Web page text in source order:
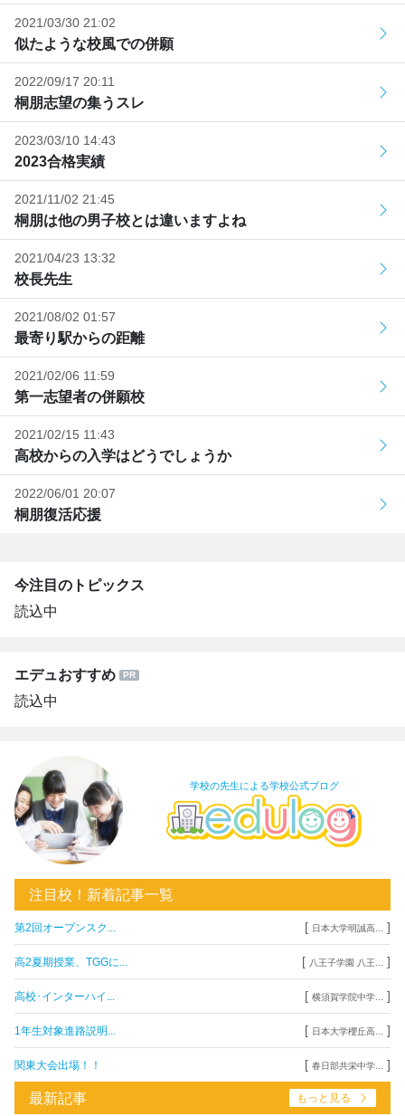
2021/03/30 21:02
似たような校風での併願
2022/09/17 20:11
桐朋志望の集うスレ
2023/03/10 14:43
2023合格実績
2021/11/02 21:45
桐朋は他の男子校とは違いますよね
2021/04/23 13:32
校長先生
2021/08/02 01:57
最寄り駅からの距離
2021/02/06 11:59
第一志望者の併願校
2021/02/15 11:43
高校からの入学はどうでしょうか
2022/06/01 20:07
桐朋復活応援
今注目のトピックス
読込中
エデュおすすめ
読込中
学校の先生による学校公式ブログ
注目校！新着記事一覧
第2回オープンスク... [ 日本大学明誠高... ]
高2夏期授業、TGGに... [ 八王子学園 八王... ]
高校･インターハイ... [ 横須賀学院中学... ]
1年生対象進路説明... [ 日本大学櫻丘高... ]
関東大会出場！！ [ 春日部共栄中学... ]
最新記事 もっと見る